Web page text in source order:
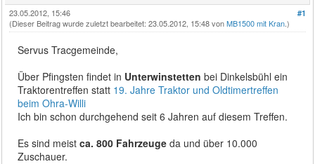
#1
23.05.2012, 15:46
(Dieser Beitrag wurde zuletzt bearbeitet: 23.05.2012, 15:48 vonMB1500 mit Kran.)
Servus Tracgemeinde,
Über Pfingsten findet in Unterwinstetten bei Dinkelsbühl ein
Traktorentreffen statt 19. Jahre Traktor und Oldtimertreffen
beim Ohra-Willi
Ich bin schon durchgehend seit 6 Jahren auf diesem Treffen.
Es sind meistca. 800 Fahrzeugeda und über 10.000
Zuschauer.